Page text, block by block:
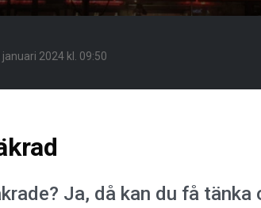
januari 2024 kl. 09:50
Ja, då kan du få tänka